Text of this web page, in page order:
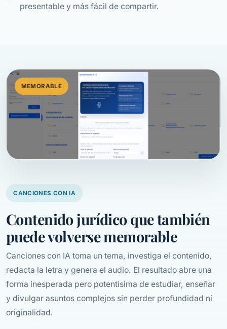
presentable y más fácil de compartir.
MEMORABLE
CANCIONES CON IA
Contenido jurídico que también
puede volverse memorable
Canciones con IA toma un tema, investiga el contenido,
redacta la letra y genera el audio. El resultado abre una
forma inesperada pero potentísima de estudiar, enseñar
y divulgar asuntos complejos sin perder profundidad ni
originalidad.